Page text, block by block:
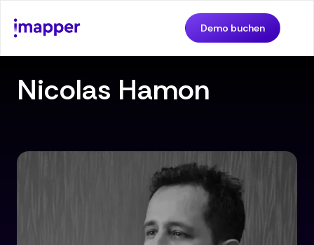
Demo buchen
Nicolas Hamon